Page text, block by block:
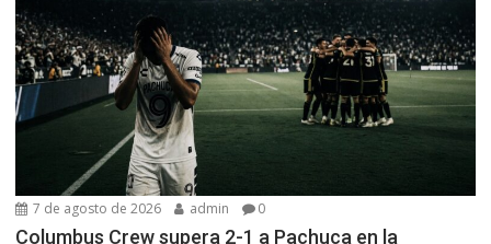
7 de agosto de 2026 admin 0
Columbus Crew supera 2-1 a Pachuca en la